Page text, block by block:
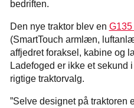
bedriften.
Den nye traktor blev en G135
(SmartTouch armlæn,
affjedret foraksel, kabine og
Ladefoged er ikke et sekund
rigtige traktorvalg.
”Selve designet på traktoren